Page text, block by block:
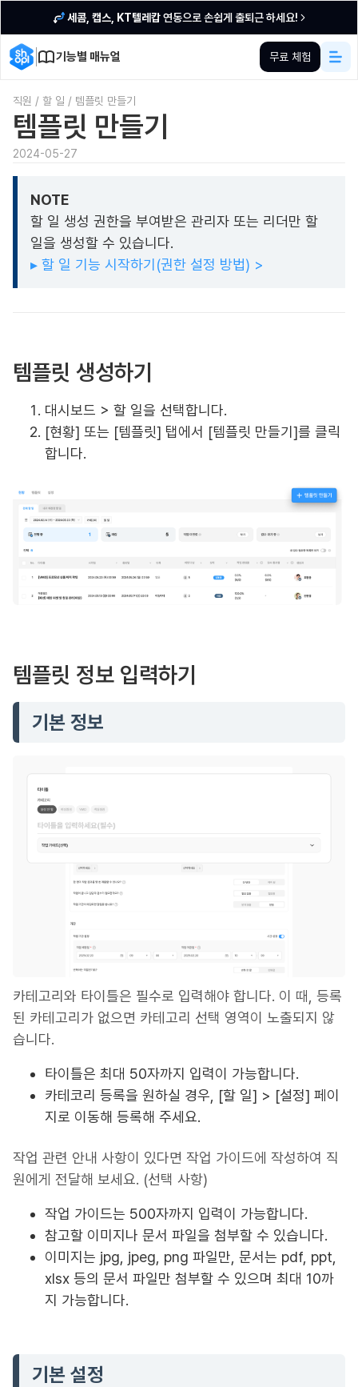
세콤, 캡스, KT텔레캅연동으로 손쉽게 출퇴근 하세요!
기능별 매뉴얼 무료 체험
직원 / 할 일 / 템플릿 만들기
템플릿 만들기
2024-05-27
NOTE
할 일 생성 권한을 부여받은 관리자 또는 리더만 할
일을 생성할 수 있습니다.
▸ 할 일 기능 시작하기(권한 설정 방법) >
템플릿 생성하기
대시보드 > 할 일을 선택합니다.
[현황] 또는 [템플릿] 탭에서 [템플릿 만들기]를 클릭
합니다.
템플릿 정보 입력하기
기본 정보
카테고리와 타이틀은 필수로 입력해야 합니다. 이 때, 등록
된 카테고리가 없으면 카테고리 선택 영역이 노출되지 않
습니다.
타이틀은 최대 50자까지 입력이 가능합니다.
카테코리 등록을 원하실 경우, [할 일] > [설정] 페이
지로 이동해 등록해 주세요.
작업 관련 안내 사항이 있다면 작업 가이드에 작성하여 직
원에게 전달해 보세요. (선택 사항)
작업 가이드는 500자까지 입력이 가능합니다.
참고할 이미지나 문서 파일을 첨부할 수 있습니다.
이미지는 jpg, jpeg, png 파일만, 문서는 pdf, ppt,
xlsx 등의 문서 파일만 첨부할 수 있으며 최대 10까
지 가능합니다.
기본 설정